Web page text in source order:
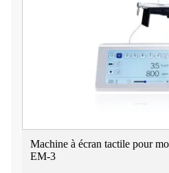
Machine à écran tactile pour
EM-3